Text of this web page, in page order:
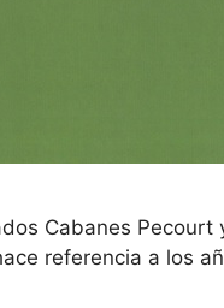
Cabanes
referencia a los